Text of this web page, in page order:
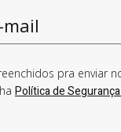
pra enviar
Política de